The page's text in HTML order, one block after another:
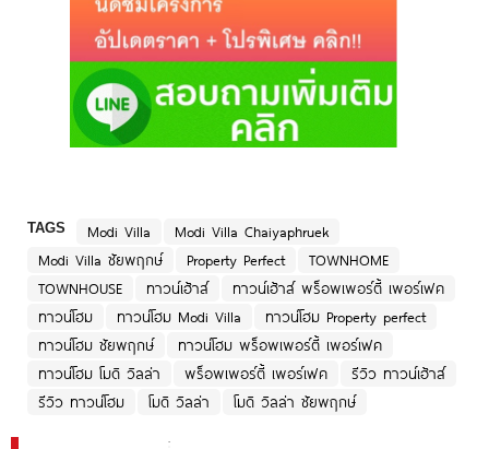
TAGS Modi Villa
Modi Villa Chaiyaphruek
Modi Villa ชัยพฤกษ์
Property Perfect
TOWNHOME
TOWNHOUSE
ทาวน์เฮ้าส์
ทาวน์เฮ้าส์ พร็อพเพอร์ตี้ เพอร์เฟค
ทาวน์โฮม
ทาวน์โฮม Modi Villa
ทาวน์โฮม Property perfect
ทาวน์โฮม ชัยพฤกษ์
ทาวน์โฮม พร็อพเพอร์ตี้ เพอร์เฟค
ทาวน์โฮม โมดิ วิลล่า
พร็อพเพอร์ตี้ เพอร์เฟค
รีวิว ทาวน์เฮ้าส์
รีวิว ทาวน์โฮม
โมดิ วิลล่า โมดิ วิลล่า ชัยพฤกษ์